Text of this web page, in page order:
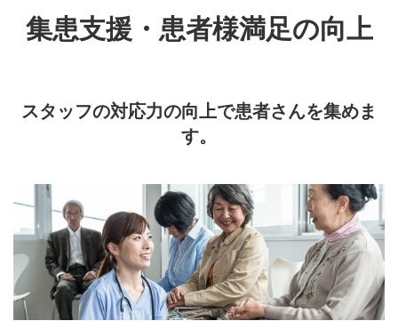
集患支援・患者様満足の向上
スタッフの対応力の向上で患者さんを集めま
す。